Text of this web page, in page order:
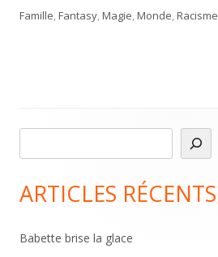
on
Famille,Fantasy,Magie,Monde,Racisme
Sidebar
e
hARTICLES RÉCENTS
Babette brise la glace